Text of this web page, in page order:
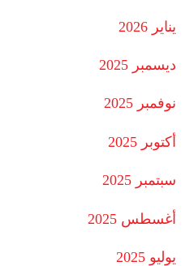
يناير 2026
ديسمبر 2025
نوفمبر 2025
أكتوبر 2025
سبتمبر 2025
أغسطس 2025
يوليو 2025